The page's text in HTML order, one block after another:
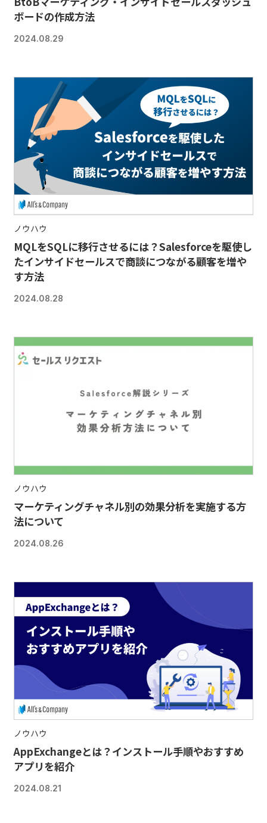
ボードの作成方法
2024.08.29
ノウハウ
MQLをSQLに移行させるには？Salesforceを駆使し
たインサイドセールスで商談につながる顧客を増や
す方法
2024.08.28
ノウハウ
マーケティングチャネル別の効果分析を実施する方
法について
2024.08.26
ノウハウ
AppExchangeとは？インストール手順やおすすめ
アプリを紹介
2024.08.21